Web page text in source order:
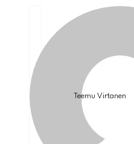
Teemu Virtanen